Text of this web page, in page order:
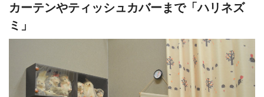
カーテンやティッシュカバーまで「ハリネズ
ミ」